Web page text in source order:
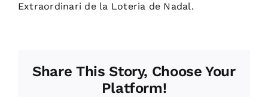
Extraordinari de la Loteria de Nadal.
Share This Story, Choose Your
Platform!